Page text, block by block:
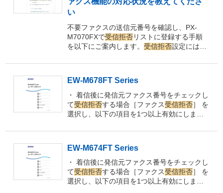
い
不要ファクスの送信元番号を確認し、PX-
M7070FXで受信拒否 リストに登録する手順
を以下にご案内します。受信拒否設定には、
上で、ファクスの受信拒否設定は完了です。
不要なファクスの受信拒否
EW-M678FT Series
・ 着信後に発信元ファクス番号をチェックし
て受信拒否する場合［ファクス受信拒否］ を
選択し、以下の項目を1つ以上有効にしま
っている番号の受信を拒否します。・ ファク
認して受信拒否します。 1. プリンターの操
作パネルで［設定］を選択します。 2. また
は、［設定］-［本体設定］-［ファクス設
定］-［基本設定］-［着信・ファクス 受信拒
EW-M674FT Series
・ 着信後に発信元ファクス番号をチェックし
て受信拒否する場合［ファクス受信拒否］ を
選択し、以下の項目を1つ以上有効にしま